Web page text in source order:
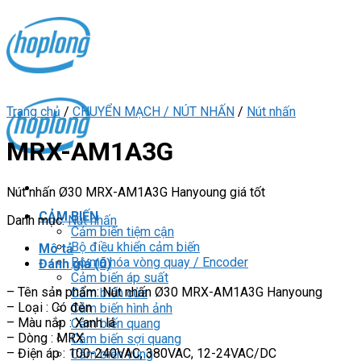
content
CẢM BIẾN
Cảm biến tiệm cận
Bộ điều khiển cảm biến
Bộ mã hóa vòng quay / Encoder
Cảm biến áp suất
Cảm biến cửa
Cảm biến hình ảnh
Cảm biến quang
Cảm biến sợi quang
Cảm biến vùng
Trang chủ / CHUYỂN MẠCH / NÚT NHẤN / Nút nhấn
MRX-AM1A3G
Nút nhấn Ø30 MRX-AM1A3G Hanyoung giá tốt
Danh mục:Nút nhấn
Mô tả
Đánh giá (0)
– Tên sản phẩm: Nút nhấn Ø30 MRX-AM1A3G Hanyoung
– Loại : Có đèn
– Màu nắp : Xanh lá
– Dòng : MRX
– Điện áp : 100-240VAC, 380VAC, 12-24VAC/DC